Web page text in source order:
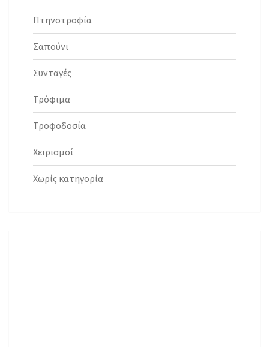
Πτηνοτροφία
Σαπούνι
Συνταγές
Τρόφιμα
Τροφοδοσία
Χειρισμοί
Χωρίς κατηγορία